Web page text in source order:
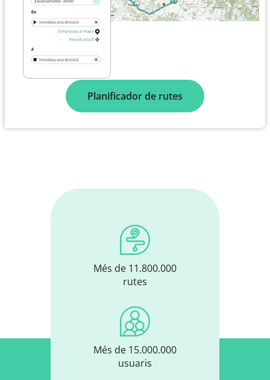
Planificador de rutes
Més de 11.800.000
rutes
Més de 15.000.000
usuaris